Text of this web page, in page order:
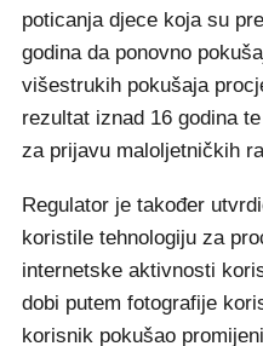
poticanja djece koja su
godina da ponovno
višestrukih pokušaja
rezultat iznad 16 godina
za prijavu maloljetničkih
Regulator je također
koristile tehnologiju za
internetske aktivnosti
dobi putem fotografije
korisnik pokušao